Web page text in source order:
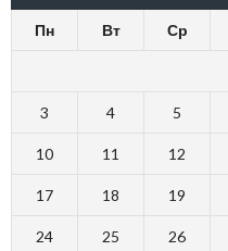
Пн Вт Ср
3 4 5
10 11 12
17 18 19
24 25 26